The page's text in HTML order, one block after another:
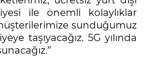
ile önemli kolaylıklar
sunduğumuz
taşıyacağız. 5G yılında